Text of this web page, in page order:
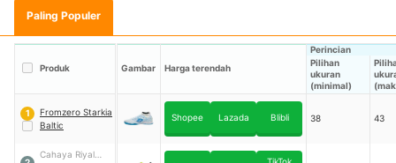
Paling Populer
Produk Gambar Harga terendah
Perincian
Pilihan
ukuran
(minimal)
1
Fromzero Starkia
Baltic
Shopee Lazada Blibli 38 43
Cahaya Riyal